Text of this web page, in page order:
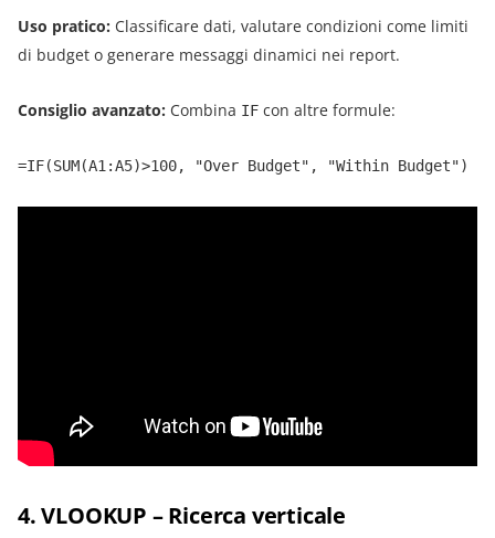
Uso pratico: Classificare dati, valutare condizioni come limiti
di budget o generare messaggi dinamici nei report.
Consiglio avanzato: Combina IF con altre formule:
=IF(SUM(A1:A5)>100, "Over Budget", "Within Budget")
4. VLOOKUP – Ricerca verticale